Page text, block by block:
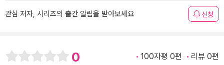
관심 저자, 시리즈의 출간 알림을 받아보세요 신청
0 100자평 0편 리뷰 0편